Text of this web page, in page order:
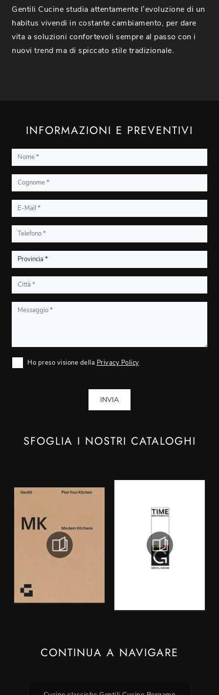
Gentili Cucine studia attentamente l’evoluzione di un
habitus vivendi in costante cambiamento, per dare
vita a soluzioni confortevoli sempre al passo con i
nuovi trend ma di spiccato stile tradizionale.
SFOGLIA I NOSTRI CATALOGHI
CONTINUA A NAVIGARE
INFORMAZIONI E PREVENTIVI
Ho preso visione della Privacy Policy
INVIA